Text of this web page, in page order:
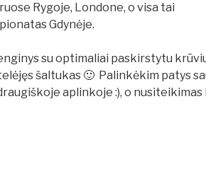
Rygoje, Londone, o visa tai
Gdynėje.
su optimaliai paskirstytu
šaltukas 🙂 Palinkėkim patys
aplinkoje :), o nusiteikimas